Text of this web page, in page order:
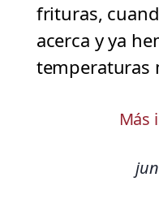
frituras,
acerca y ya
temperaturas
Más